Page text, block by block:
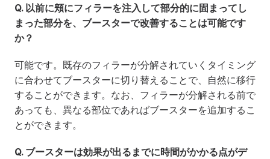
Q. 以前に頬にフィラーを注入して部分的に固まってし
まった部分を、ブースターで改善することは可能です
か？
可能です。既存のフィラーが分解されていくタイミング
に合わせてブースターに切り替えることで、自然に移行
することができます。なお、フィラーが分解される前で
あっても、異なる部位であればブースターを追加するこ
とができます。
Q. ブースターは効果が出るまでに時間がかかる点がデ